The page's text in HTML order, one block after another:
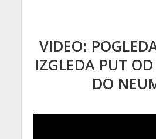
VIDEO:
IZGLEDA PUT
DO